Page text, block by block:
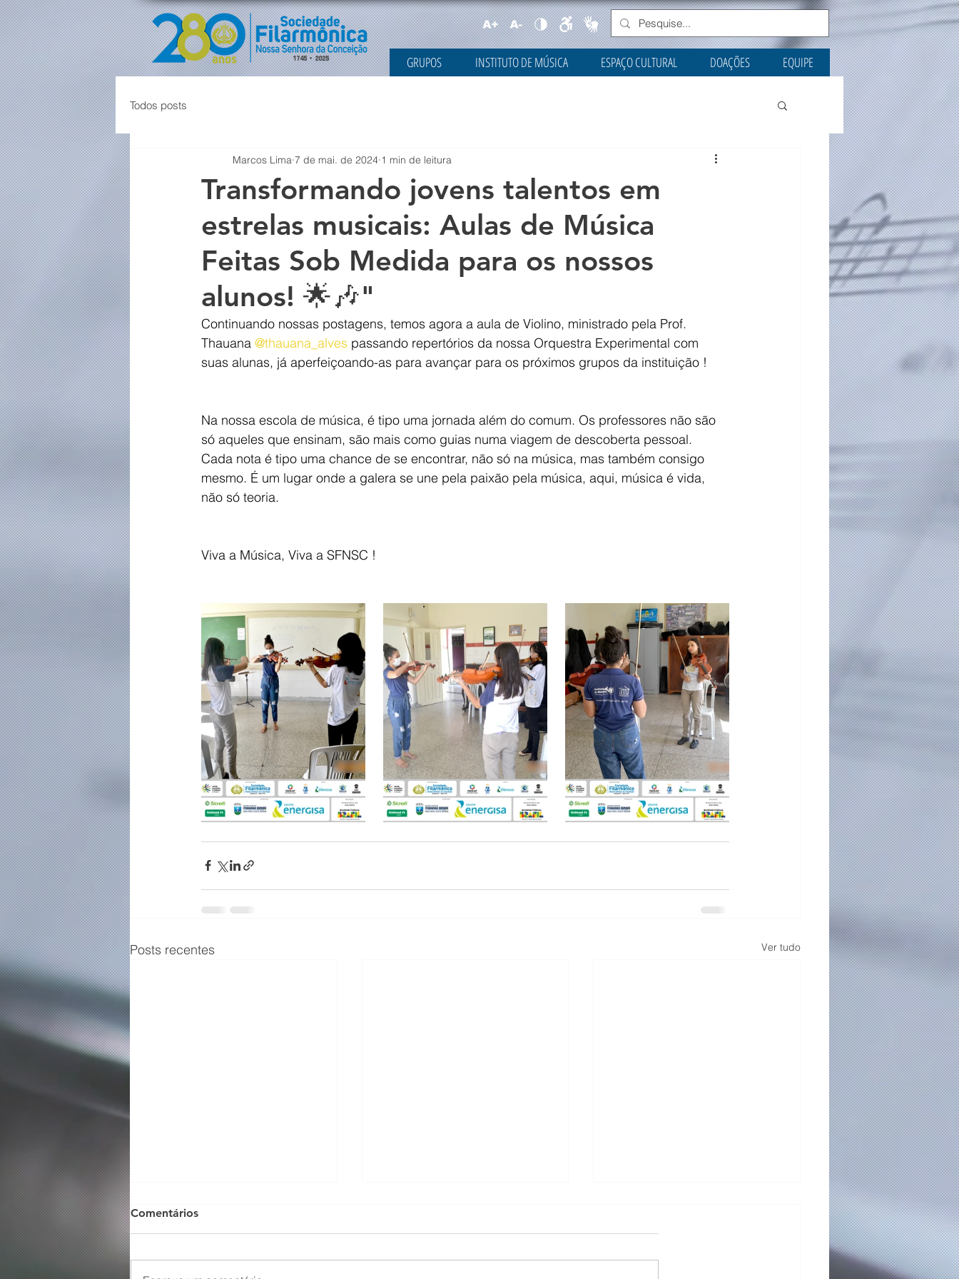
GRUPOS INSTITUTO DE MÚSICA ESPAÇO CULTURAL DOAÇÕES EQUIPE
Todos posts
Transformando jovens talentos em
estrelas musicais: Aulas de Música
Feitas Sob Medida para os nossos
alunos! 🌟🎶"
Marcos Lima 7 de mai. de 2024 1 min de leitura
Continuando nossas postagens, temos agora a aula de Violino, ministrado pela Prof.
Thauana @thauana_alves passando repertórios da nossa Orquestra Experimental com
suas alunas, já aperfeiçoando-as para avançar para os próximos grupos da instituição !
Na nossa escola de música, é tipo uma jornada além do comum. Os professores não são
só aqueles que ensinam, são mais como guias numa viagem de descoberta pessoal.
Cada nota é tipo uma chance de se encontrar, não só na música, mas também consigo
mesmo. É um lugar onde a galera se une pela paixão pela música, aqui, música é vida,
não só teoria.
Viva a Música, Viva a SFNSC !
Posts recentes Ver tudo
Comentários